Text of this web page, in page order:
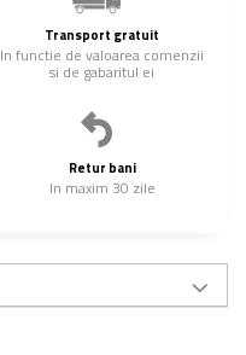
Transport gratuit
In functie de valoarea comenzii
si de gabaritul ei
Retur bani
In maxim 30 zile